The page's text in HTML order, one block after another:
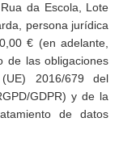
da Escola, Lote
persona jurídica
€ (en adelante,
de las obligaciones
2016/679 del
GDPR) y de la
de datos